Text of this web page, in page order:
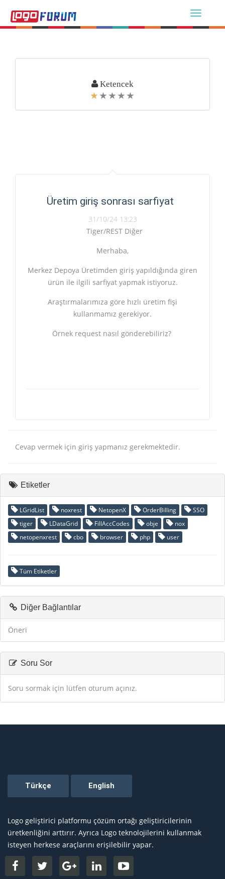
Ketencek
Üretim giriş sonrası sarfiyat
31/10/24 13:23
Tiger/REST Diğer
Merhaba,
Merkez Depoya Üretimden giriş yapıldığında giren
ürün ile ilgili sarfiyat yapmak istiyoruz.
Araştırmalarımıza göre hızlı üretim fişi
kullanmamız gerekiyor.
Örnek request nasıl gönderebiliriz?
Cevap vermek için giriş yapmanız gerekmektedir.
Etiketler
LGridList noxrest NetopenX OrderBilling
SSO
tiger
LDataGrid FillAccCodes obje
nox
netopenxrest
cbo browser php user
Tüm Etiketler
Diğer Bağlantılar
Öneri
Soru Sor
Soru sormak için lütfen oturum açınız.
Logo geliştirici platformu çözüm ortağı geliştiricilerinin
üretkenliğini arttırır. Ayrıca Logo teknolojilerini kullanmak
isteyen herkese araçlarını erişilebilir yapar.